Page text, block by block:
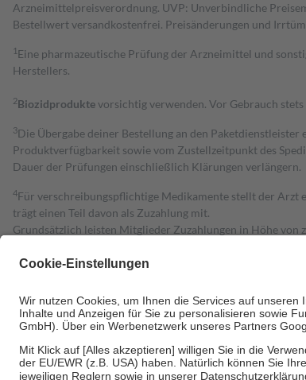
Arzneimittelpreisverordnung. UVP: Unverbindliche
Bestell­wert versand­kosten­frei. Preisänderungen und
1 Eine pharmazeutische Prüfung der Arzneimittel und
Herstellers.
2Biozidproduktevorsichtig verwenden. Vor Gebrauch
3Die Übergabe deiner Bestellung an den
Produktverfügbarkeit sowie vom Zustellzeitpunkt des
Dauer der Prüfungen einschließlich Klärungen verlängern.
4Für verschreibungspflichtige Medikamente stellt der Arzt
trägt einen Teil davon als Zuzahlung mit.
Grundsätzlich leisten Mitglieder Zuzahlungen in Höhe von
Diese Regeln gelten grundsätzlich auch für Online-
Um das Engagement der Versicherten für ihre eigene
• Kindern und Jugendlichen bis zum vollendeten 18.
• Untersuchungen zur Vorsorge und Früherkennung, die
• empfohlenen Schutzimpfungen
• Harn- und Blutteststreifen